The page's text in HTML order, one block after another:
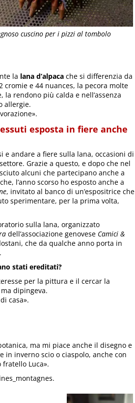
cuscino per i pizzi al tombolo
la lana d’alpaca che si differenzia da
cromie e 44 nuances, la pecora molte
rendono più calda e nell’assenza
allergie.
esposta in fiere anche
andare a fiere sulla lana, occasioni di
Grazie a questo, e dopo che nel
alcuni che partecipano anche a
l’anno scorso ho esposto anche a
, invitato al banco di un’espositrice che
sperimentare, per la prima volta,
sulla lana, organizzato
dell’associazione genovese Camici &
che da qualche anno porta in
stati ereditati?
per la pittura e il cercar la
dipingeva.
casa».
ma mi piace anche il disegno e
in inverno scio o ciaspolo, anche con
Luca».